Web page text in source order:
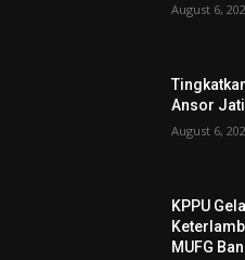
August 6,
Ansor
August 6,
KPPU
MUFG